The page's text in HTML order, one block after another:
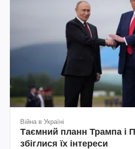
Війна в Україні
Таємний планн Трампа і
збіглися їх інтереси